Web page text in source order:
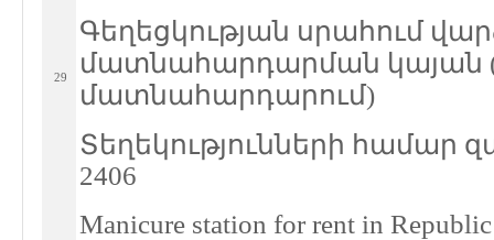
29
Գեղեցկության սրահում
մատնահարդարման կայան
մատնահարդարում)
Տեղեկությունների համար
2406
Manicure station for rent in